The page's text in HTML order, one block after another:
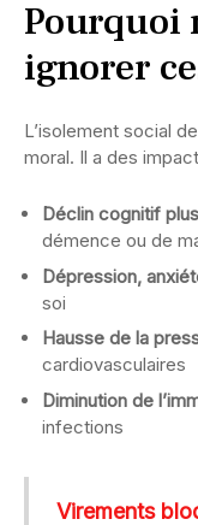
Pourquoi
ignorer
L’isolement social
moral. Il a des
Déclin cognitif
démence ou de
Dépression,
soi
Hausse de la
cardiovasculaires
Diminution de
infections
Virements